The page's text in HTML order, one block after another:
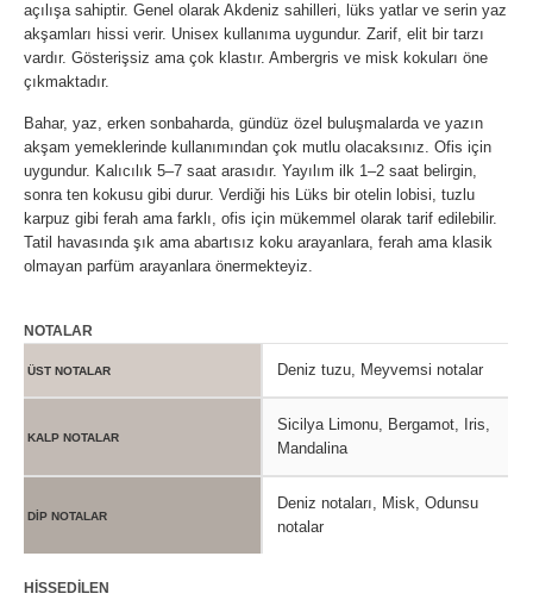
açılışa sahiptir. Genel olarak Akdeniz sahilleri, lüks yatlar ve serin yaz
akşamları hissi verir. Unisex kullanıma uygundur. Zarif, elit bir tarzı
vardır. Gösterişsiz ama çok klastır. Ambergris ve misk kokuları öne
çıkmaktadır.
Bahar, yaz, erken sonbaharda, gündüz özel buluşmalarda ve yazın
akşam yemeklerinde kullanımından çok mutlu olacaksınız. Ofis için
uygundur. Kalıcılık 5–7 saat arasıdır. Yayılım ilk 1–2 saat belirgin,
sonra ten kokusu gibi durur. Verdiği his Lüks bir otelin lobisi, tuzlu
karpuz gibi ferah ama farklı, ofis için mükemmel olarak tarif edilebilir.
Tatil havasında şık ama abartısız koku arayanlara, ferah ama klasik
olmayan parfüm arayanlara önermekteyiz.
NOTALAR
ÜST NOTALAR Deniz tuzu, Meyvemsi notalar
KALP NOTALAR
Sicilya Limonu, Bergamot, Iris,
Mandalina
DİP NOTALAR
Deniz notaları, Misk, Odunsu
notalar
HİSSEDİLEN